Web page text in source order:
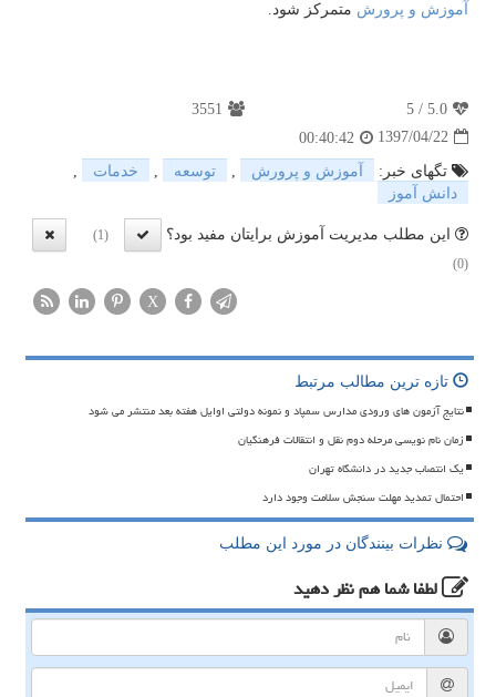
آموزش و پرورش متمركز شود.
5.0
/
5
3551
1397/04/22
00:40:42
تگهای خبر:
آموزش و پرورش , توسعه , خدمات
,
دانش آموز
این مطلب مدیریت آموزش برایتان مفید بود؟
(1)
(0)
X
تازه ترین مطالب مرتبط
نتایج آزمون های ورودی مدارس سمپاد و نمونه دولتی اوایل هفته بعد منتشر می شود
زمان نام نویسی مرحله دوم نقل و انتقالات فرهنگیان
یک انتصاب جدید در دانشگاه تهران
احتمال تمدید مهلت سنجش سلامت وجود دارد
نظرات بینندگان در مورد این مطلب
لطفا شما همنظر دهید